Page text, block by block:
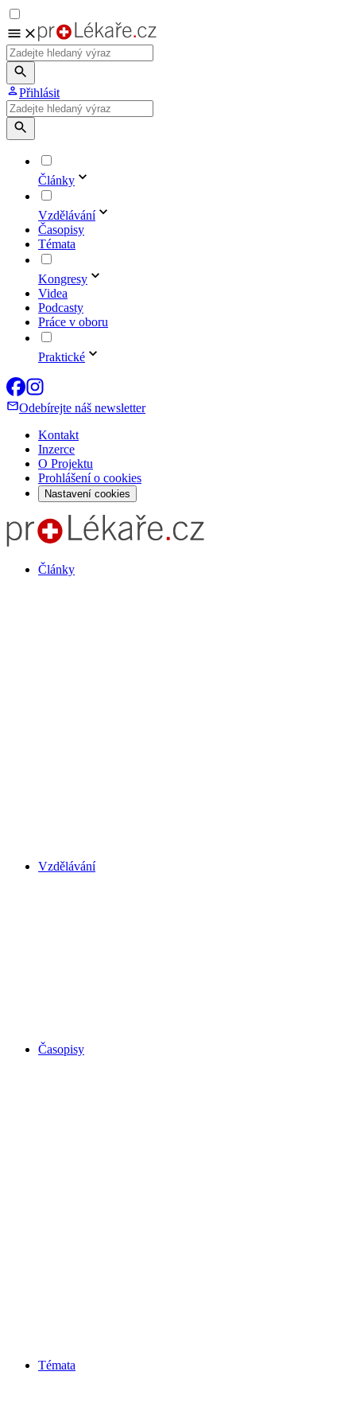
Přihlásit
Články
Vzdělávání
Časopisy
Témata
Kongresy
Videa
Podcasty
Práce v oboru
Praktické
Odebírejte náš newsletter
Kontakt
Inzerce
O Projektu
Prohlášení o cookies
Nastavení cookies
Články
Vzdělávání
Časopisy
Témata